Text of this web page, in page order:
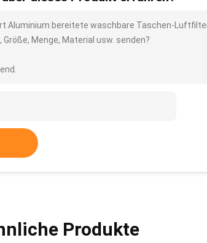
Aluminium bereitete waschbare Taschen-
Menge, Material usw. senden?
Produkte